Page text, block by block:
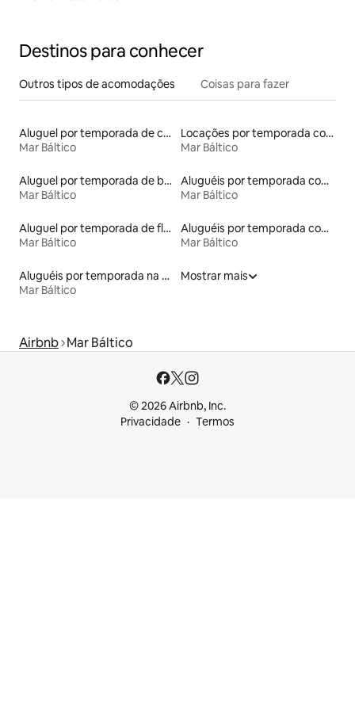
Destinos para conhecer
Outros tipos de acomodações Coisas para fazer
Aluguel por temporada de casas de hóspedes
Mar Báltico
Locações por temporada com piscina
Mar Báltico
Aluguel por temporada de barcos
Mar Báltico
Aluguéis por temporada com sauna
Mar Báltico
Aluguel por temporada de flats
Mar Báltico
Aluguéis por temporada com café da manhã
Mar Báltico
Aluguéis por temporada na orla
Mar Báltico
Mostrar mais
Airbnb Mar Báltico
© 2026 Airbnb, Inc.
Privacidade
Termos